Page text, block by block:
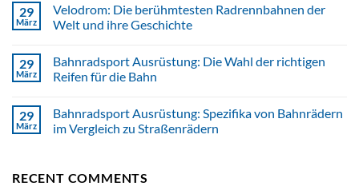
29
März
Velodrom: Die berühmtesten Radrennbahnen der
Welt und ihre Geschichte
29
März
Bahnradsport Ausrüstung: Die Wahl der richtigen
Reifen für die Bahn
29
März
Bahnradsport Ausrüstung: Spezifika von Bahnrädern
im Vergleich zu Straßenrädern
RECENT COMMENTS